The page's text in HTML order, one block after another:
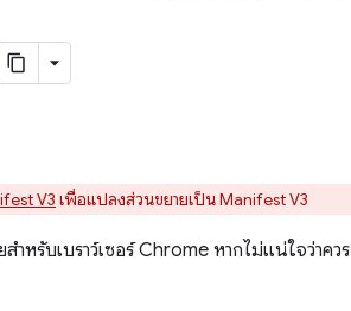
V3 เพื่อแปลงส่วนขยายเป็น Manifest V3
หรับเบราว์เซอร์ Chrome หากไม่แน่ใจว่าควร